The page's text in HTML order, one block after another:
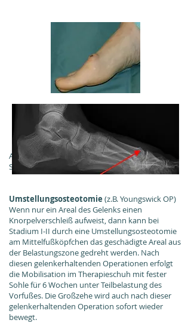
Abtragen der schmerzhaften Knochensporne im
Sinne einer Cheilektomie
Umstellungsosteotomie (z.B. Youngswick OP)
Wenn nur ein Areal des Gelenks einen
Knorpelverschleiß aufweist, dann kann bei
Stadium I-II durch eine Umstellungsosteotomie
am Mittelfußköpfchen das geschädigte Areal aus
der Belastungszone gedreht werden. Nach
diesen gelenkerhaltenden Operationen erfolgt
die Mobilisation im Therapieschuh mit fester
Sohle für 6 Wochen unter Teilbelastung des
Vorfußes. Die Großzehe wird auch nach dieser
gelenkerhaltenden Operation sofort wieder
bewegt.